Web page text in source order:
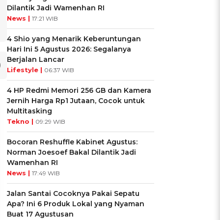
Dilantik Jadi Wamenhan RI
News | 17:21 WIB
4 Shio yang Menarik Keberuntungan
Hari Ini 5 Agustus 2026: Segalanya
Berjalan Lancar
Lifestyle | 06:37 WIB
4 HP Redmi Memori 256 GB dan Kamera
Jernih Harga Rp1 Jutaan, Cocok untuk
Multitasking
Tekno | 09:29 WIB
Bocoran Reshuffle Kabinet Agustus:
Norman Joesoef Bakal Dilantik Jadi
Wamenhan RI
News | 17:49 WIB
Jalan Santai Cocoknya Pakai Sepatu
Apa? Ini 6 Produk Lokal yang Nyaman
Buat 17 Agustusan